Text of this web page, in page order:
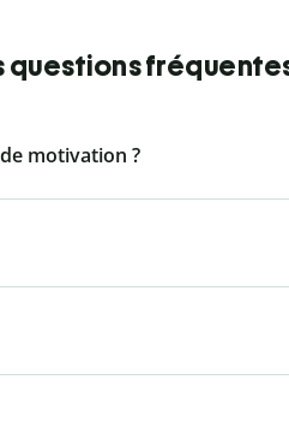
questions
motivation ?